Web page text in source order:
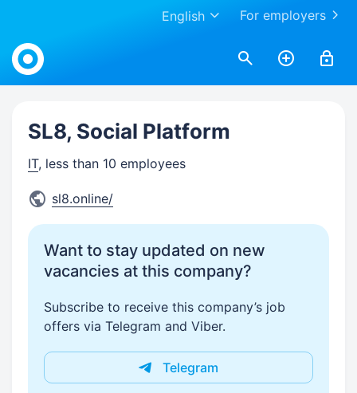
For employers
English
Work.ua
SL8, Social Platform
IT, less than 10 employees
sl8.online/
Want to stay updated on new
vacancies at this company?
Subscribe to receive this company’s job
offers via Telegram and Viber.
Telegram